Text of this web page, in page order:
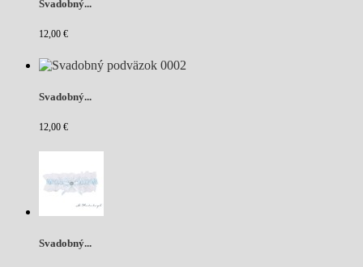
Svadobný...
12,00 €
Svadobný...
12,00 €
Svadobný...